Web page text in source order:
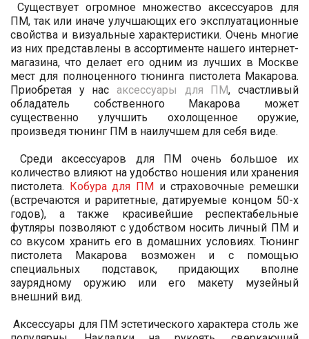
Существует огромное множество аксессуаров для
ПМ, так или иначе улучшающих его эксплуатационные
свойства и визуальные характеристики. Очень многие
из них представлены в ассортименте нашего интернет-
магазина, что делает его одним из лучших в Москве
мест для полноценного тюнинга пистолета Макарова.
Приобретая у нас аксессуары для ПМ, счастливый
обладатель собственного Макарова может
существенно улучшить охолощенное оружие,
произведя тюнинг ПМ в наилучшем для себя виде.
Среди аксессуаров для ПМ очень большое их
количество влияют на удобство ношения или хранения
пистолета.
Кобура для ПМ и страховочные ремешки
(встречаются и раритетные, датируемые концом 50-х
годов), а также красивейшие респектабельные
футляры позволяют с удобством носить личный ПМ и
со вкусом хранить его в домашних условиях. Тюнинг
пистолета Макарова возможен и с помощью
специальных подставок, придающих вполне
заурядному оружию или его макету музейный
внешний вид.
Аксессуары для ПМ эстетического характера столь же